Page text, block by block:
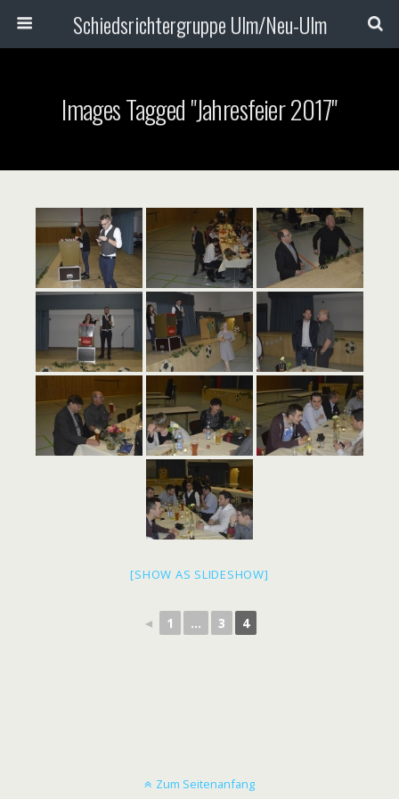
Schiedsrichtergruppe Ulm/Neu-Ulm
Images Tagged "Jahresfeier 2017"
[SHOW AS SLIDESHOW]
◄ 1 ... 3 4
Zum Seitenanfang